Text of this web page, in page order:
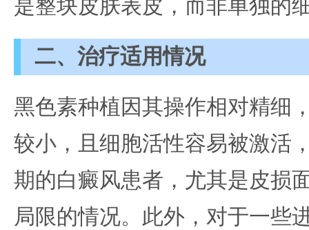
是整块皮肤表皮，而非单独的
二、治疗适用情况
黑色素种植因其操作相对精细
较小，且细胞活性容易被激活
期的白癜风患者，尤其是皮损
局限的情况。此外，对于一些